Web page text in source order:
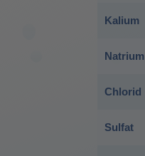
Kalium
Natrium
Chlorid
Sulfat